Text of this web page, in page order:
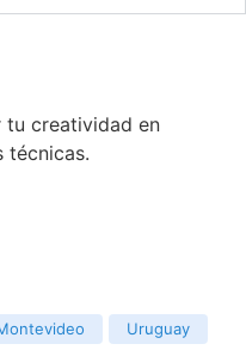
tu creatividad en
técnicas.
Uruguay